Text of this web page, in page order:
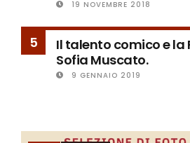
19 NOVEMBRE 2018
5
Il talento comico e la
Sofia Muscato.
9 GENNAIO 2019